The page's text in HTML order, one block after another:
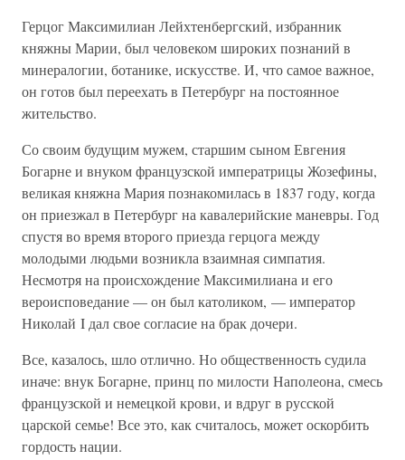
Герцог Максимилиан Лейхтенбергский, избранник
княжны Марии, был человеком широких познаний в
минералогии, ботанике, искусстве. И, что самое важное,
он готов был переехать в Петербург на постоянное
жительство.
Со своим будущим мужем, старшим сыном Евгения
Богарне и внуком французской императрицы Жозефины,
великая княжна Мария познакомилась в 1837 году, когда
он приезжал в Петербург на кавалерийские маневры. Год
спустя во время второго приезда герцога между
молодыми людьми возникла взаимная симпатия.
Несмотря на происхождение Максимилиана и его
вероисповедание — он был католиком, — император
Николай I дал свое согласие на брак дочери.
Все, казалось, шло отлично. Но общественность судила
иначе: внук Богарне, принц по милости Наполеона, смесь
французской и немецкой крови, и вдруг в русской
царской семье! Все это, как считалось, может оскорбить
гордость нации.